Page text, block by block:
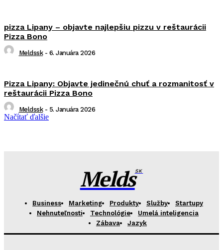
pizza Lipany – objavte najlepšiu pizzu v reštaurácii
Pizza Bono
Meldssk - 6. Januára 2026
Pizza Lipany: Objavte jedinečnú chuť a rozmanitosť v
reštaurácii Pizza Bono
Meldssk - 5. Januára 2026
Načítať ďalšie
MeldsSK
Business Marketing Produkty Služby
Startupy
Nehnuteľnosti
Technológie
Umelá inteligencia
Zábava
Jazyk